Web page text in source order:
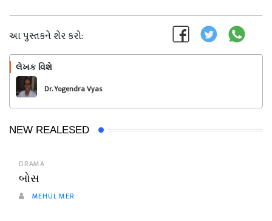
આ પુસ્તકને શેર કરો:
લેખક વિશે
Dr. Yogendra Vyas
NEW REALESED
DRAMA
બોસ
MEHUL MER